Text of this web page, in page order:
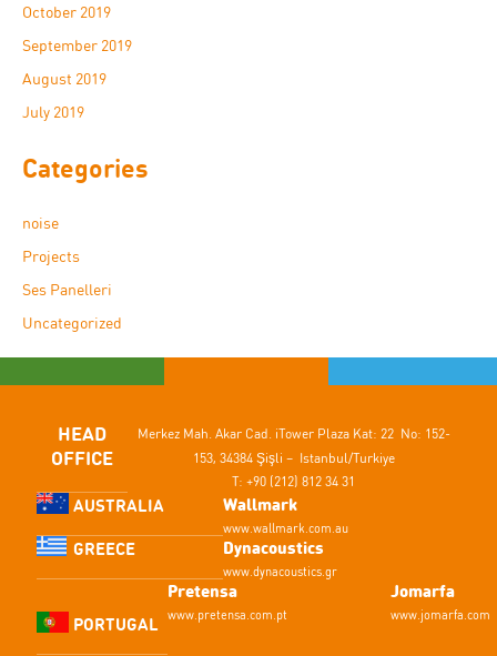
October 2019
September 2019
August 2019
July 2019
Categories
noise
Projects
Ses Panelleri
Uncategorized
HEAD
OFFICE
Merkez Mah. Akar Cad. iTower Plaza Kat: 22 No: 152-
153, 34384 Şişli – Istanbul/Turkiye
T: +90 (212) 812 34 31
AUSTRALIA Wallmark
www.wallmark.com.au
GREECE Dynacoustics
www.dynacoustics.gr
PORTUGAL
Pretensa
www.pretensa.com.pt
Jomarfa
www.jomarfa.com